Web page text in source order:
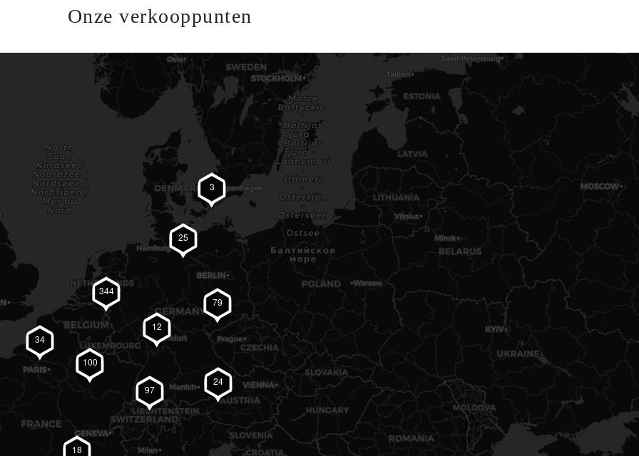
Onze verkooppunten
3
18
25
79
12
34
100
24
97
344
#BearDesign op Instagram